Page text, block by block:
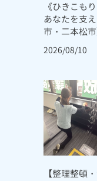
《ひきこも
あなたを支
市・二本松市
2026/08/10
【整理整頓